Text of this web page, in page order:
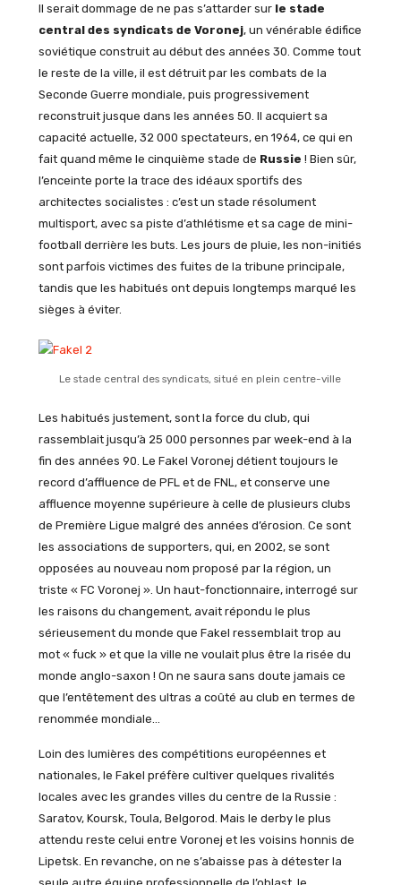
Il serait dommage de ne pas s’attarder sur le stade
central des syndicats de Voronej, un vénérable édifice
soviétique construit au début des années 30. Comme tout
le reste de la ville, il est détruit par les combats de la
Seconde Guerre mondiale, puis progressivement
reconstruit jusque dans les années 50. Il acquiert sa
capacité actuelle, 32 000 spectateurs, en 1964, ce qui en
fait quand même le cinquième stade de Russie ! Bien sûr,
l’enceinte porte la trace des idéaux sportifs des
architectes socialistes : c’est un stade résolument
multisport, avec sa piste d’athlétisme et sa cage de mini-
football derrière les buts. Les jours de pluie, les non-initiés
sont parfois victimes des fuites de la tribune principale,
tandis que les habitués ont depuis longtemps marqué les
sièges à éviter.
Le stade central des syndicats, situé en plein centre-ville
Les habitués justement, sont la force du club, qui
rassemblait jusqu’à 25 000 personnes par week-end à la
fin des années 90. Le Fakel Voronej détient toujours le
record d’affluence de PFL et de FNL, et conserve une
affluence moyenne supérieure à celle de plusieurs clubs
de Première Ligue malgré des années d’érosion. Ce sont
les associations de supporters, qui, en 2002, se sont
opposées au nouveau nom proposé par la région, un
triste « FC Voronej ». Un haut-fonctionnaire, interrogé sur
les raisons du changement, avait répondu le plus
sérieusement du monde que Fakel ressemblait trop au
mot « fuck » et que la ville ne voulait plus être la risée du
monde anglo-saxon ! On ne saura sans doute jamais ce
que l’entêtement des ultras a coûté au club en termes de
renommée mondiale…
Loin des lumières des compétitions européennes et
nationales, le Fakel préfère cultiver quelques rivalités
locales avec les grandes villes du centre de la Russie :
Saratov, Koursk, Toula, Belgorod. Mais le derby le plus
attendu reste celui entre Voronej et les voisins honnis de
Lipetsk. En revanche, on ne s’abaisse pas à détester la